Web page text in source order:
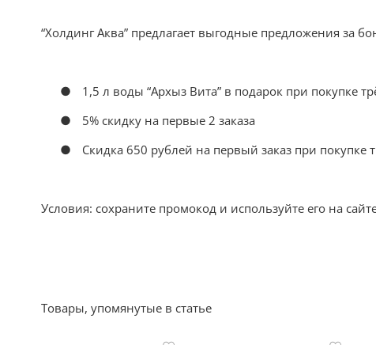
“Холдинг Аква” предлагает выгодные предложения за
●
1,5 л воды “Архыз Вита” в подарок при покупке
●
5% скидку на первые 2 заказа
●
Скидка 650 рублей на первый заказ при покупке
Условия: сохраните промокод и используйте его на
Товары, упомянутые в статье